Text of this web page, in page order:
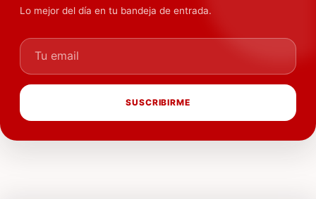
Lo mejor del día en tu bandeja de entrada.
Tu email
SUSCRIBIRME